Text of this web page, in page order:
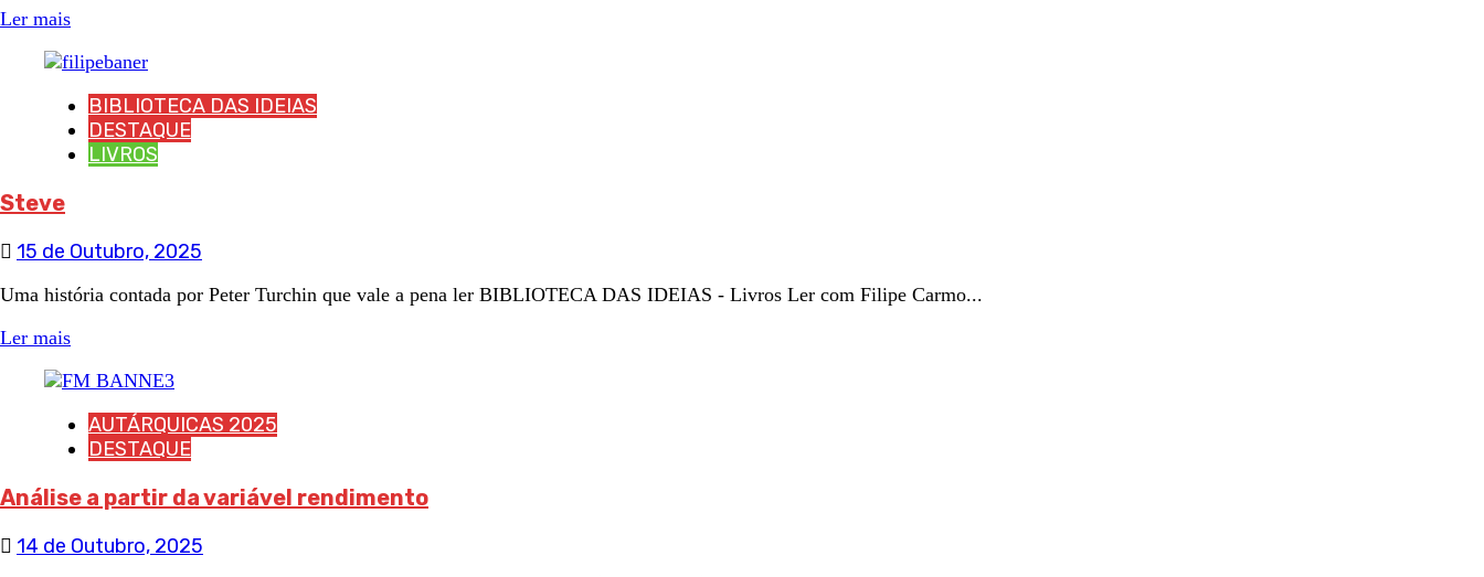
Ler mais
BIBLIOTECA DAS IDEIAS
DESTAQUE
LIVROS
Steve
15 de Outubro, 2025
Uma história contada por Peter Turchin que vale a pena ler BIBLIOTECA DAS IDEIAS - Livros Ler com Filipe Carmo...
Ler mais
AUTÁRQUICAS 2025
DESTAQUE
Análise a partir da variável rendimento
14 de Outubro, 2025